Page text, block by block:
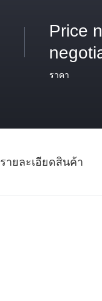
Price
ราคา
รายละเอียดสินค้า